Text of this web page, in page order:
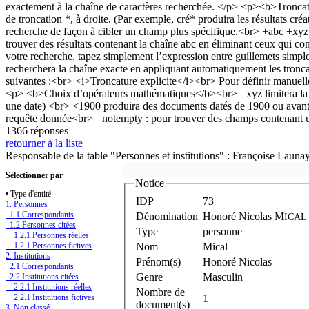
1366 réponses
retourner à la liste
Responsable de la table "Personnes et institutions" : Françoise
Sélectionner par
• Type d'entité
1. Personnes
1.1 Correspondants
1.2 Personnes citées
1.2.1 Personnes réelles
1.2.1 Personnes fictives
2. Institutions
2.1 Correspondants
2.2 Institutions citées
2.2.1 Institutions réelles
2.2.1 Institutions fictives
Notice
IDP
73
Dénomination Honoré Nicolas MICAL
Type
personne
Nom
Mical
Prénom(s)
Honoré Nicolas
Genre
Masculin
Nombre de
document(s)
1